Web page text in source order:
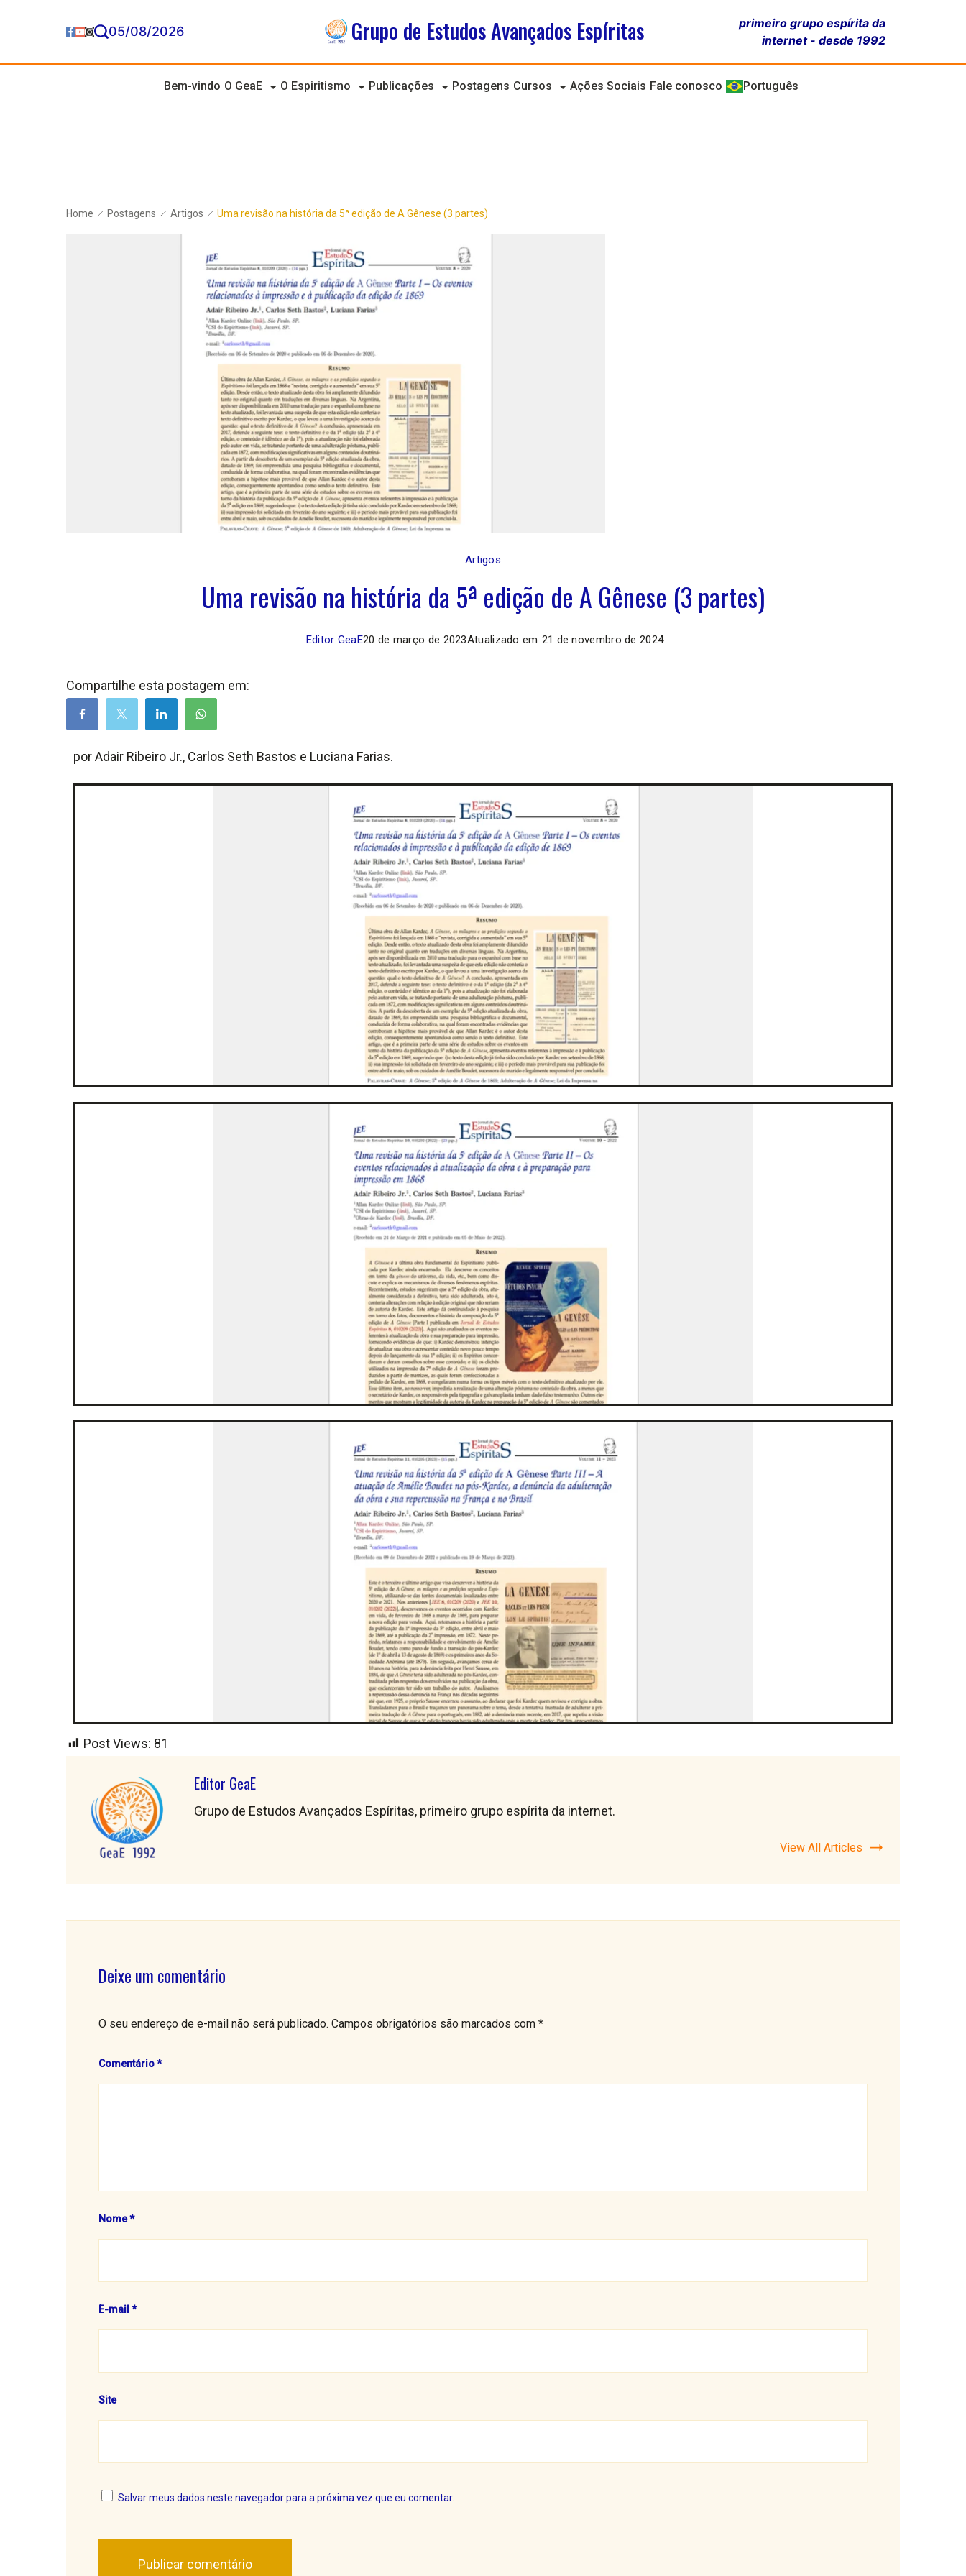
05/08/2026 Grupo de Estudos Avançados Espíritas
primeiro grupo espírita da
internet - desde 1992
Bem-vindo O GeaE O Espiritismo Publicações Postagens Cursos Ações Sociais Fale conosco Português
Home Postagens Artigos Uma revisão na história da 5ª edição de A Gênese (3 partes)
Artigos
Uma revisão na história da 5ª edição de A Gênese (3 partes)
Editor GeaE20 de março de 2023Atualizado em 21 de novembro de 2024
Compartilhe esta postagem em:
por Adair Ribeiro Jr., Carlos Seth Bastos e Luciana Farias.
Post Views: 81
Editor GeaE
Grupo de Estudos Avançados Espíritas, primeiro grupo espírita da internet.
View All Articles
Deixe um comentário
O seu endereço de e-mail não será publicado. Campos obrigatórios são marcados com *
Comentário*
Nome*
E-mail *
Site
Salvar meus dados neste navegador para a próxima vez que eu comentar.